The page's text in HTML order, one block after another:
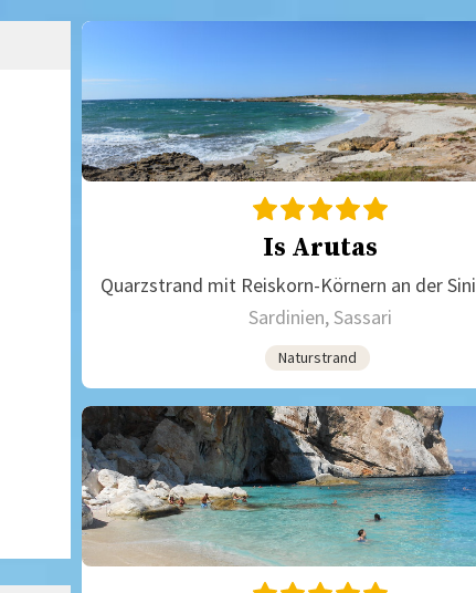
Is Arutas
Quarzstrand mit Reiskorn-Körnern an der
Sardinien, Sassari
Naturstrand